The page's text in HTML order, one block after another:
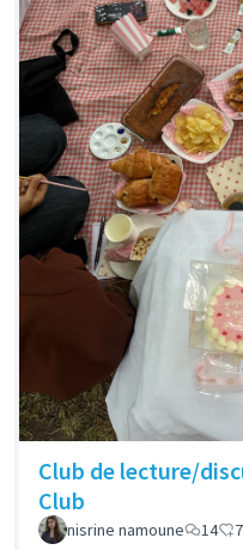
Club de lecture/
Club
nisrine namoune 14 7